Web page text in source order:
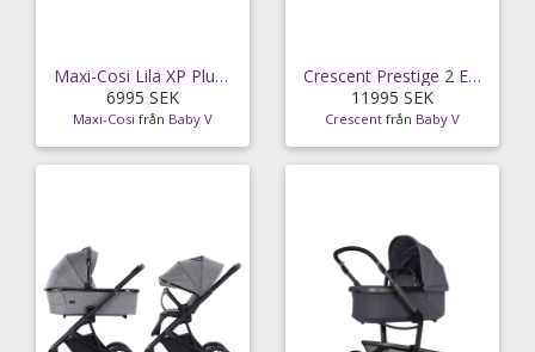
Maxi-Cosi Lila XP Plus duovagn, essential
6995 SEK
Maxi-Cosi från Baby V
Crescent Prestige 2 Exclusive duovagn, black
11995 SEK
Crescent från Baby V